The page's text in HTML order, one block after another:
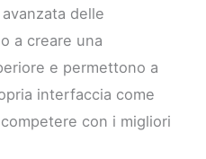
delle
a creare una
e permettono a
interfaccia come
con i migliori